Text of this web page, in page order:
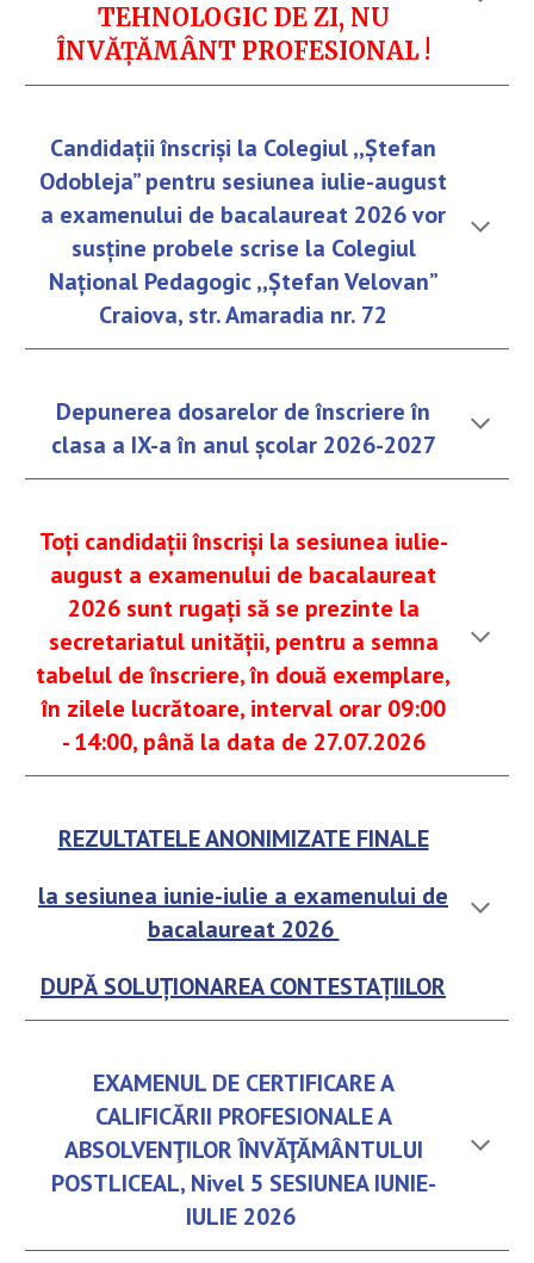
TEHNOLOGIC DE ZI, NU
ÎNVĂȚĂMÂNT PROFESIONAL!
Candidații înscriși la Colegiul ,,Ștefan
Odobleja” pentru sesiunea iulie-august
a examenului de bacalaureat 2026 vor
susține probele scrise la Colegiul
Național Pedagogic ,,Ștefan Velovan”
Craiova, str. Amaradia nr. 72
Depunerea dosarelor de înscriere în
clasa a IX-a în anul școlar 2026-2027
Toți candidații înscriși la sesiunea iulie-
august a examenului de bacalaureat
2026 sunt rugați să se prezinte la
secretariatul unității, pentru a semna
tabelul de înscriere, în două exemplare,
în zilele lucrătoare, interval orar 09:00
- 14:00, până la data de 27.07.2026
REZULTATELE ANONIMIZATE FINALE
la sesiunea iunie-iulie a examenului de
bacalaureat 2026
DUPĂ SOLUȚIONAREA CONTESTAȚIILOR
EXAMENUL DE CERTIFICARE A
CALIFICĂRII PROFESIONALE A
ABSOLVENŢILOR ÎNVĂŢĂMÂNTULUI
POSTLICEAL, Nivel 5 SESIUNEA IUNIE-
IULIE 2026